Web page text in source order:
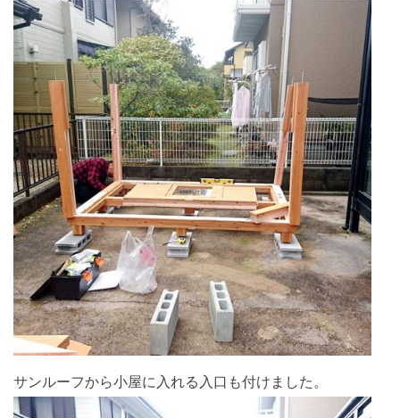
サンルーフから小屋に入れる入口も付けました。